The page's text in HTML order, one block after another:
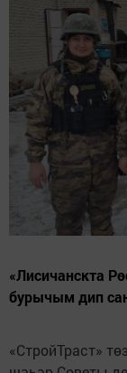
«Лисичанскта
бурычым дип
«СтройТраст»